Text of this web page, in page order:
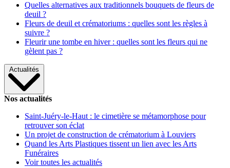
Quelles alternatives aux traditionnels bouquets de fleurs de
deuil ?
Fleurs de deuil et crématoriums : quelles sont les règles à
suivre ?
Fleurir une tombe en hiver : quelles sont les fleurs qui ne
gèlent pas ?
Actualités
Nos actualités
Saint-Juéry-le-Haut : le cimetière se métamorphose pour
retrouver son éclat
Un projet de construction de crématorium à Louviers
Quand les Arts Plastiques tissent un lien avec les Arts
Funéraires
Voir toutes les actualités